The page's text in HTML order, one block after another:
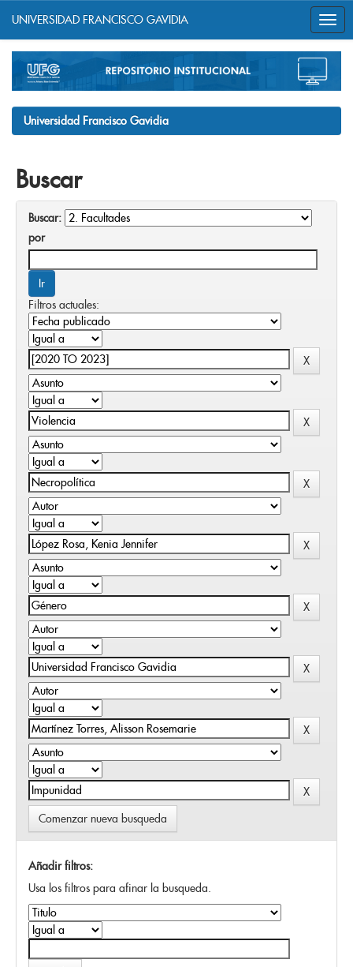
navigation
UNIVERSIDAD FRANCISCO GAVIDIA
Universidad Francisco Gavidia
Buscar
Buscar:
por
Filtros actuales:
Comenzar nueva busqueda
Añadir filtros:
Usa los filtros para afinar la busqueda.